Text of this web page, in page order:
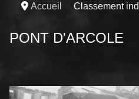
Accueil Classement
PONT